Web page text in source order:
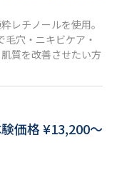
レチノールを使用。
穴・ニキビケア・
質を改善させたい方
価格 ¥13,200〜